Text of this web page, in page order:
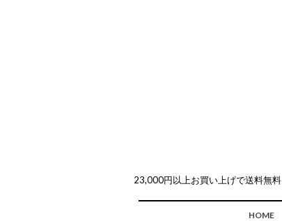
23,000円以上お買い上げで送料無料
HOME